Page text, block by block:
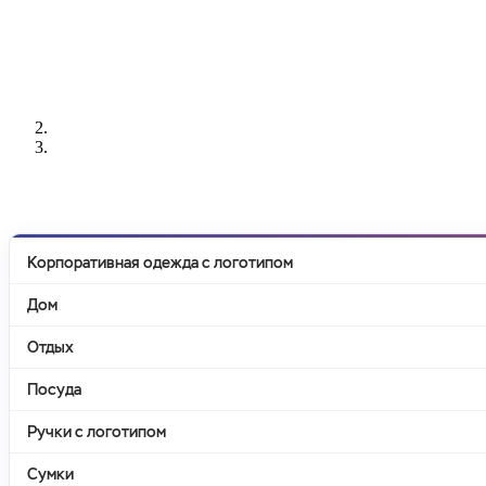
Корпоративная одежда с логотипом
Дом
Отдых
Посуда
Ручки с логотипом
Сумки